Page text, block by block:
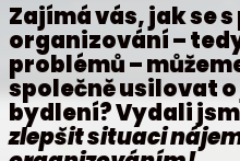
Zajímá vás, jak se
organizování –
problémů –
společně usilovat
bydlení? Vydali
zlepšit situaci